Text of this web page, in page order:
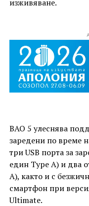
изживяване.
BAO 5 улеснява
заредени по време
три USB порта за
един Type A) и два
A), както и с
смартфон при
Ultimate.